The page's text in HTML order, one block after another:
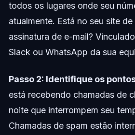
todos os lugares onde seu
atualmente. Está no seu site
assinatura de e-mail?
Slack ou WhatsApp da sua
Passo 2: Identifique os
está recebendo chamadas de
noite que interrompem seu
Chamadas de spam estão